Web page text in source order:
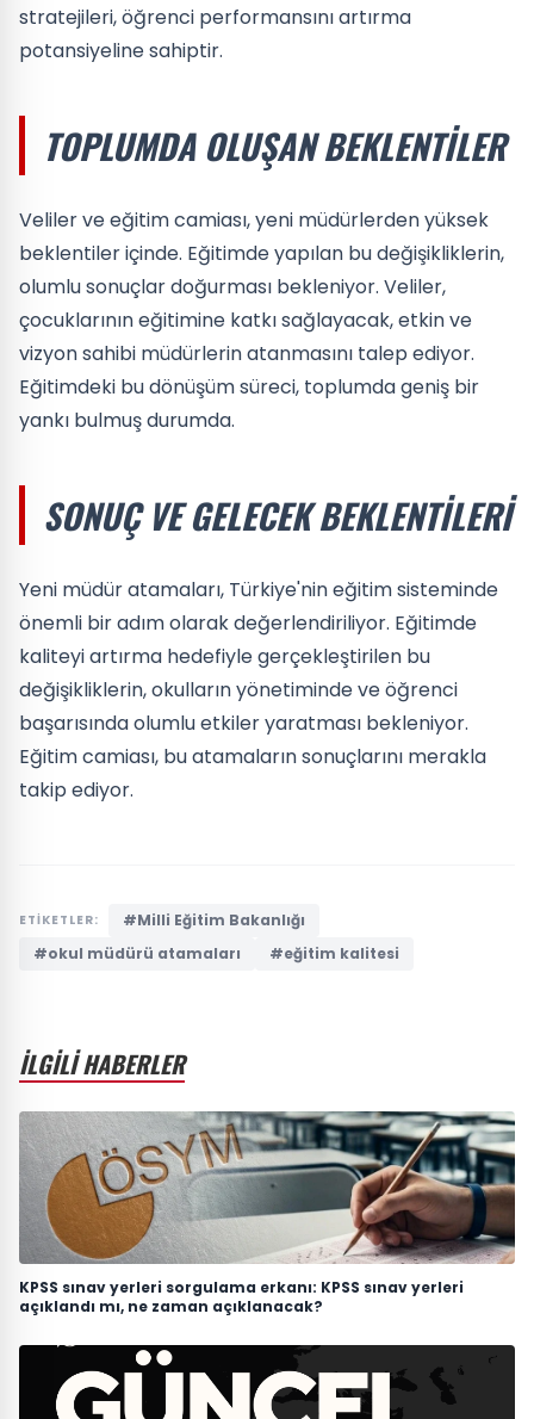
stratejileri, öğrenci performansını artırma
potansiyeline sahiptir.
TOPLUMDA OLUŞAN BEKLENTILER
Veliler ve eğitim camiası, yeni müdürlerden yüksek
beklentiler içinde. Eğitimde yapılan bu değişikliklerin,
olumlu sonuçlar doğurması bekleniyor. Veliler,
çocuklarının eğitimine katkı sağlayacak, etkin ve
vizyon sahibi müdürlerin atanmasını talep ediyor.
Eğitimdeki bu dönüşüm süreci, toplumda geniş bir
yankı bulmuş durumda.
SONUÇ VE GELECEK BEKLENTILERI
Yeni müdür atamaları, Türkiye'nin eğitim sisteminde
önemli bir adım olarak değerlendiriliyor. Eğitimde
kaliteyi artırma hedefiyle gerçekleştirilen bu
değişikliklerin, okulların yönetiminde ve öğrenci
başarısında olumlu etkiler yaratması bekleniyor.
Eğitim camiası, bu atamaların sonuçlarını merakla
takip ediyor.
ETİKETLER:
#Milli Eğitim Bakanlığı
#okul müdürü atamaları
#eğitim kalitesi
İLGİLİ HABERLER
KPSS sınav yerleri sorgulama erkanı: KPSS sınav yerleri
açıklandı mı, ne zaman açıklanacak?